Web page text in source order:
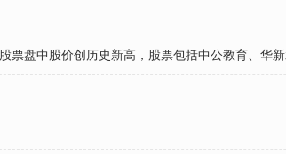
盘中股价创历史新高，股票包括中公教育、华